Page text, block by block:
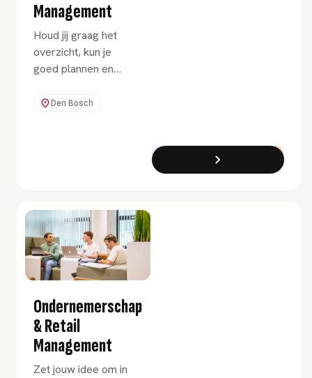
Associate Degree
Management
Houd jij graag het
overzicht, kun je
goed plannen en
beweging? Bij de
Den Bosch
Ondernemerschap
& Retail
Management
Zet jouw idee om in